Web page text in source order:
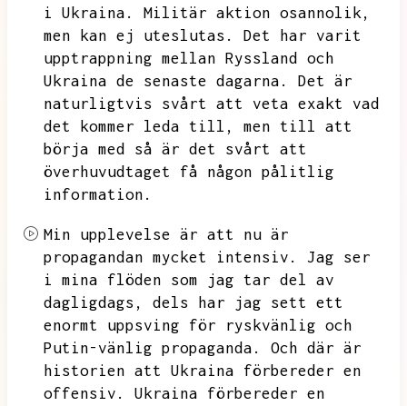
i Ukraina.
Militär aktion osannolik,
men kan ej uteslutas.
Det har varit
upptrappning mellan Ryssland och
Ukraina de senaste dagarna.
Det är
naturligtvis svårt att veta exakt vad
det kommer leda till,
men till att
börja med så är det svårt att
överhuvudtaget få någon pålitlig
information.
Min upplevelse är att nu är
propagandan mycket intensiv.
Jag ser
i mina flöden som jag tar del av
dagligdags,
dels har jag sett ett
enormt uppsving för ryskvänlig och
Putin-vänlig propaganda.
Och där är
historien att Ukraina förbereder en
offensiv.
Ukraina förbereder en